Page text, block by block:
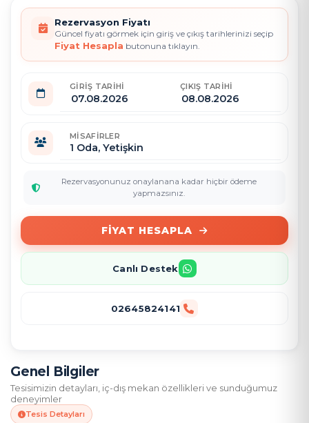
Genel Bilgiler
Tesisimizin detayları, iç-dış mekan özellikleri ve sunduğumuz
deneyimler
Tesis Detayları
Rezervasyon Fiyatı
Güncel fiyatı görmek için giriş ve çıkış tarihlerinizi seçip
Fiyat Hesapla butonuna tıklayın.
GIRIŞ TARIHI ÇIKIŞ TARIHI
MISAFIRLER
1 Oda, Yetişkin
Rezervasyonunuz onaylanana kadar hiçbir ödeme
yapmazsınız.
FIYAT HESAPLA
Canlı Destek
02645824141